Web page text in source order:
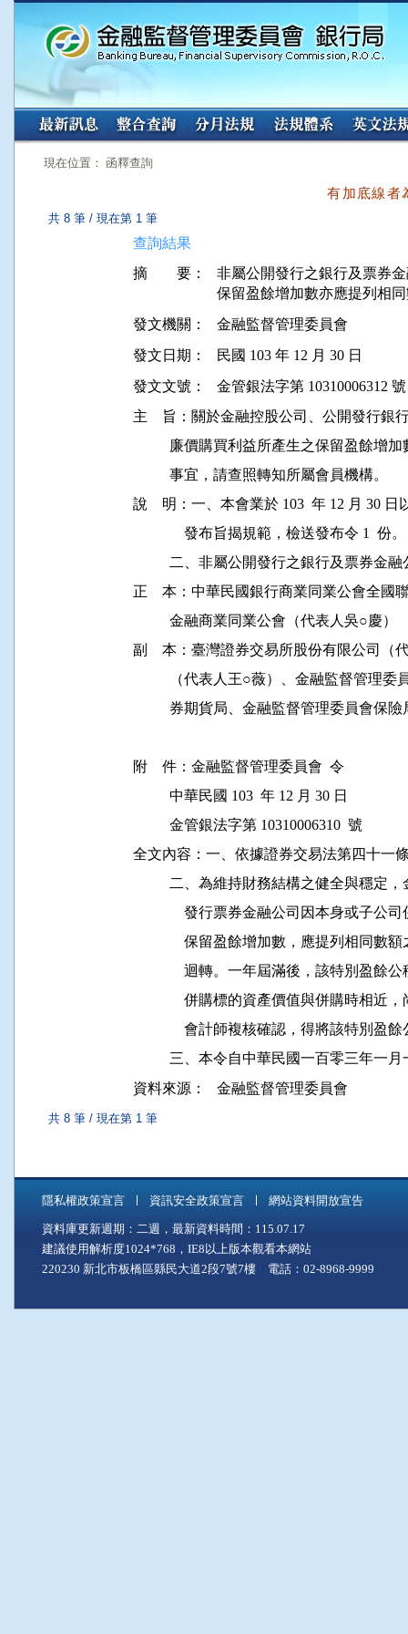
:::
現在位置： 函釋查詢
有加底線者
共 8 筆 / 現在第 1 筆
查詢結果
摘 要：
非屬公開發行之銀行及票券
發文機關：
金融監督管理委員會
發文日期：
民國 103 年 12 月 30 日
發文文號：
金管銀法字第 10310006312
主    旨：關於金融控股公司、公開發行銀
廉價購買利益所產生之保留盈餘
          事宜，請查照轉知所屬會員機構。
說    明：一、本會業於 103  年 12 月 30 日
              發布旨揭規範，檢送發布令 1  份。
二、非屬公開發行之銀行及票券
正    本：中華民國銀行商業同業公會全國
          金融商業同業公會（代表人吳○慶）
副    本：臺灣證券交易所股份有限公司（
（代表人王○薇）、金融監督管理
券期貨局、金融監督管理委員會
附    件：金融監督管理委員會  令
          中華民國 103  年 12 月 30 日
          金管銀法字第 10310006310  號
全文內容：一、依據證券交易法第四十一
二、為維持財務結構之健全與穩
發行票券金融公司因本身或子
保留盈餘增加數，應提列相同
迴轉。一年屆滿後，該特別盈
併購標的資產價值與併購時相
會計師複核確認，得將該特別盈
資料來源： 金融監督管理委員會
共 8 筆 / 現在第 1 筆
隱私權政策宣言 資訊安全政策宣言 網站資料開放宣告
資料庫更新週期：二週，最新資料時間：115.07.17
建議使用解析度1024*768，IE8以上版本觀看本網站
220230 新北市板橋區縣民大道2段7號7樓 電話：02-8968-9999